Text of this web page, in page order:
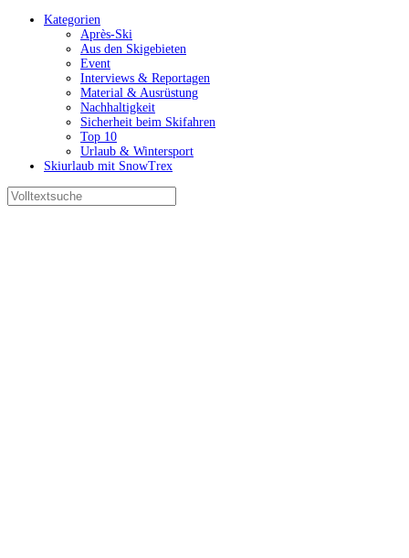
Kategorien
Après-Ski
Aus den Skigebieten
Event
Interviews & Reportagen
Material & Ausrüstung
Nachhaltigkeit
Sicherheit beim Skifahren
Top 10
Urlaub & Wintersport
Skiurlaub mit SnowTrex